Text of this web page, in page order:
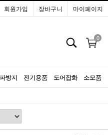
회원가입 장바구니 마이페이지
0
방지 전기용품 도어잡화 소모품